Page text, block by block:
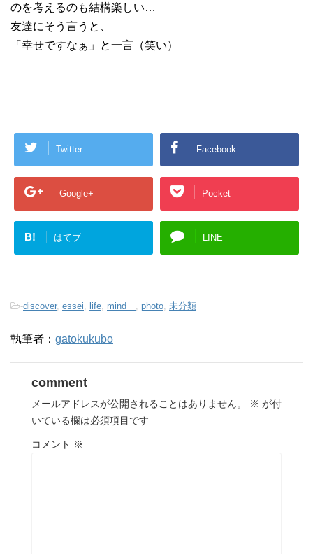
のを考えるのも結構楽しい…
友達にそう言うと、
「幸せですなぁ」と一言（笑い）
Twitter Facebook
Google+ Pocket
B! はてブ LINE
-discover, essei life mind photo 未分類
執筆者： gatokukubo
comment
メールアドレスが公開されることはありません。 ※ が付
いている欄は必須項目です
コメント ※